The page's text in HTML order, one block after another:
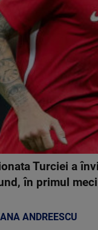
Turciei a
în primul
ANDREESCU